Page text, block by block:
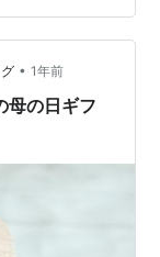
えているよう
長戦略とは…
• 1年前
母の日ギフ